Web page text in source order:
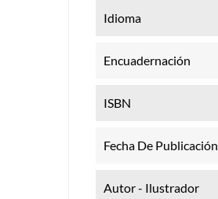
Idioma
Encuadernación
ISBN
Fecha De Publicación
Autor - Ilustrador